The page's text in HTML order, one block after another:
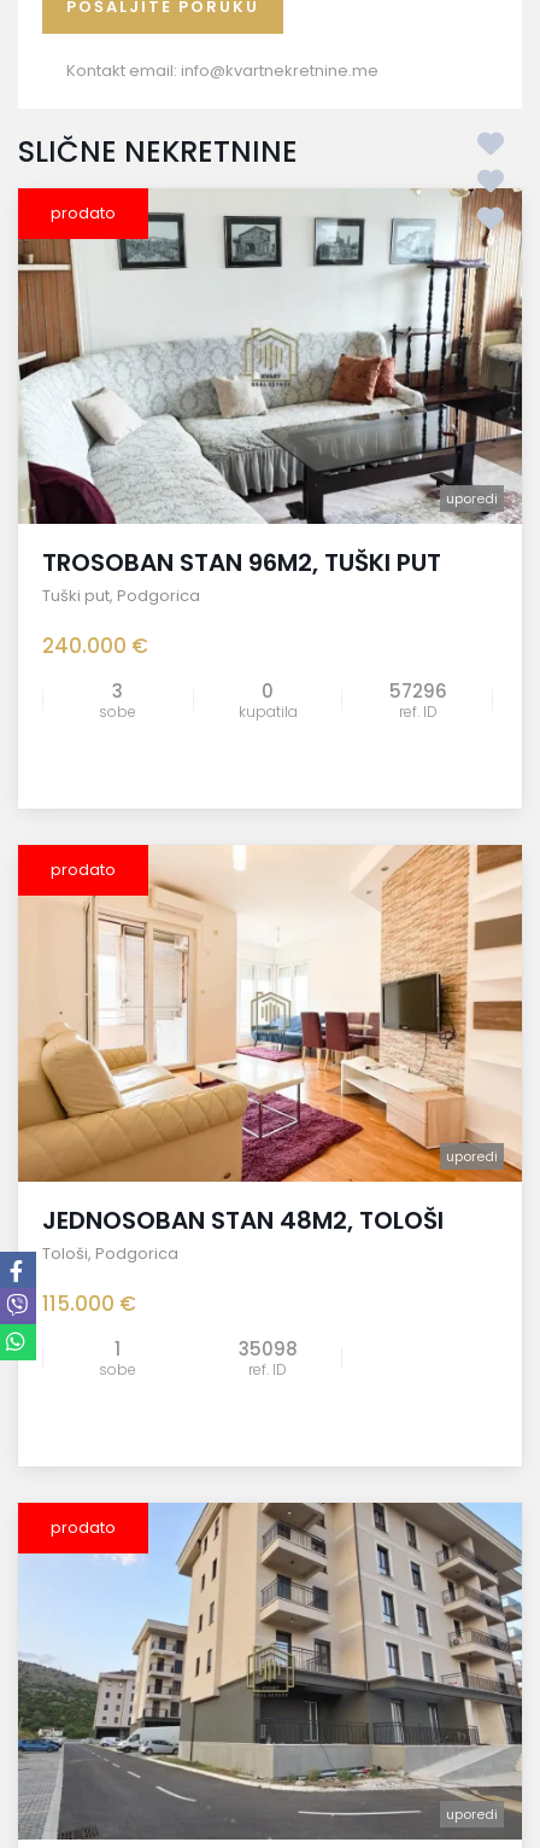
Kontakt email: info@kvartnekretnine.me
SLIČNE NEKRETNINE
prodato
uporedi
TROSOBAN STAN 96M2, TUŠKI PUT
Tuški put, Podgorica
240.000 €
3
sobe
0
kupatila
57296
ref. ID
prodato
uporedi
JEDNOSOBAN STAN 48M2, TOLOŠI
Tološi, Podgorica
115.000 €
1
sobe
35098
ref. ID
prodato
uporedi